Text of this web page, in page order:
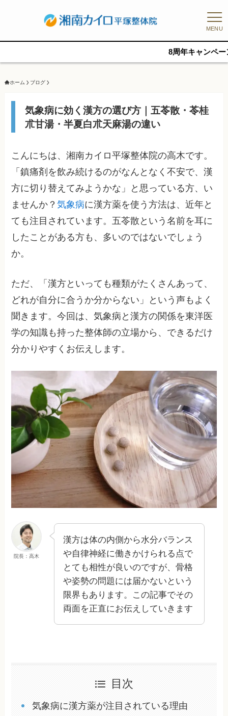
MENU
8周年キャンペーン、残12名
ホーム ブログ
気象病に効く漢方の選び方｜五苓散・苓桂
朮甘湯・半夏白朮天麻湯の違い
こんにちは、湘南カイロ平塚整体院の高木です。
「鎮痛剤を飲み続けるのがなんとなく不安で、漢
方に切り替えてみようかな」と思っている方、い
ませんか？気象病に漢方薬を使う方法は、近年と
ても注目されています。五苓散という名前を耳に
したことがある方も、多いのではないでしょう
か。
ただ、「漢方といっても種類がたくさんあって、
どれが自分に合うか分からない」という声もよく
聞きます。今回は、気象病と漢方の関係を東洋医
学の知識も持った整体師の立場から、できるだけ
分かりやすくお伝えします。
院長：高木
漢方は体の内側から水分バランス
や自律神経に働きかけられる点で
とても相性が良いのですが、骨格
や姿勢の問題には届かないという
限界もあります。この記事でその
両面を正直にお伝えしていきます
目次
気象病に漢方薬が注目されている理由